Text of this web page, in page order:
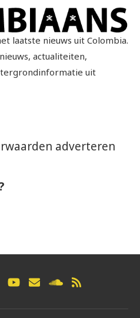
laatste nieuws uit Colombia.
actualiteiten,
uit
adverteren